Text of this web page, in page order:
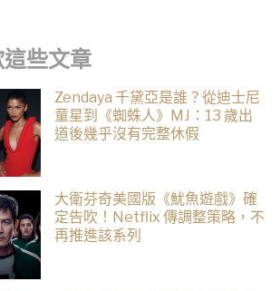
些文章
Zendaya 千黛亞是誰？從迪士尼
童星到《蜘蛛人》MJ：13 歲出
道後幾乎沒有完整休假
大衛芬奇美國版《魷魚遊戲》確
定告吹！Netflix 傳調整策略，不
再推進該系列